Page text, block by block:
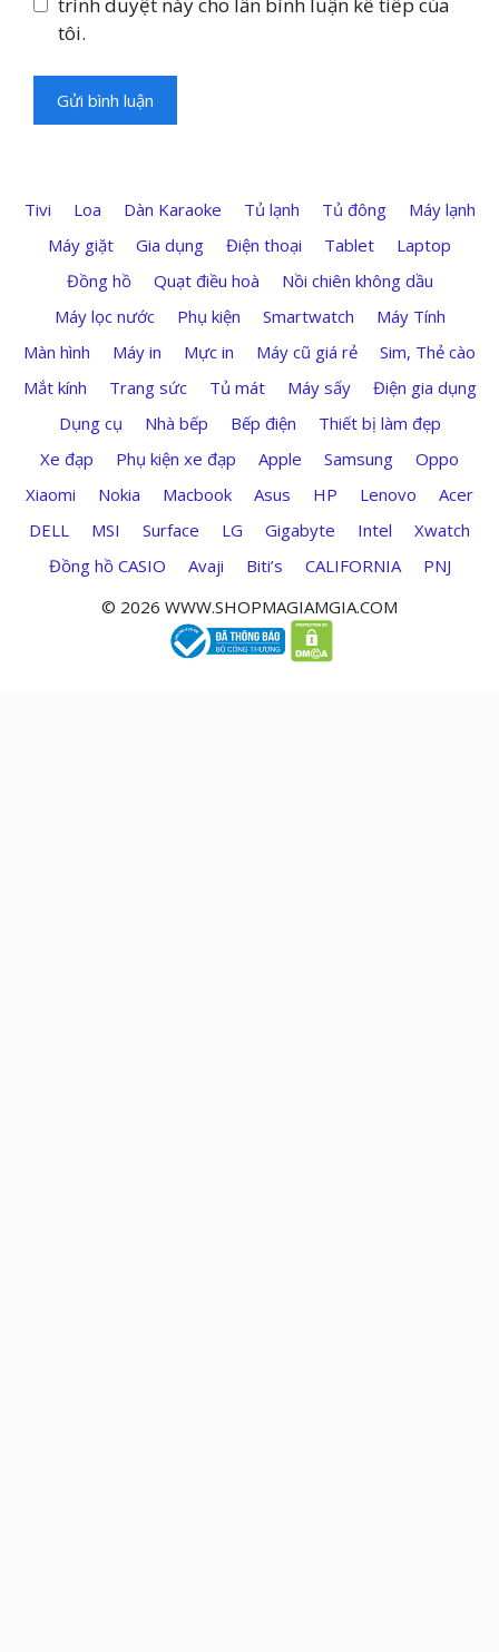
tôi.
Tivi Loa Dàn Karaoke Tủ lạnh Tủ đông
Máy lạnh
Máy giặt
Gia dụng Điện thoại Tablet
Laptop
Đồng hồ
Quạt điều hoà
Nồi chiên không dầu
Máy lọc nước
Phụ kiện Smartwatch
Máy Tính
Màn hình
Máy in Mực in Máy cũ giá rẻ
Sim, Thẻ cào
Mắt kính
Trang sức Tủ mát Máy sấy
Điện gia dụng
Dụng cụ
Nhà bếp Bếp điện
Thiết bị làm đẹp
Xe đạp
Phụ kiện xe đạp Apple Samsung
Oppo
Xiaomi
Nokia Macbook Asus HP Lenovo
Acer
DELL
MSI Surface LG Gigabyte Intel
Xwatch
Đồng hồ CASIO
Avaji Biti’s CALIFORNIA
PNJ
© 2026 WWW.SHOPMAGIAMGIA.COM